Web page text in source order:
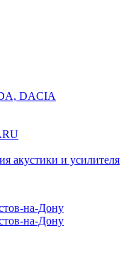
DACIA
акустики и усилителя
на-Дону
на-Дону